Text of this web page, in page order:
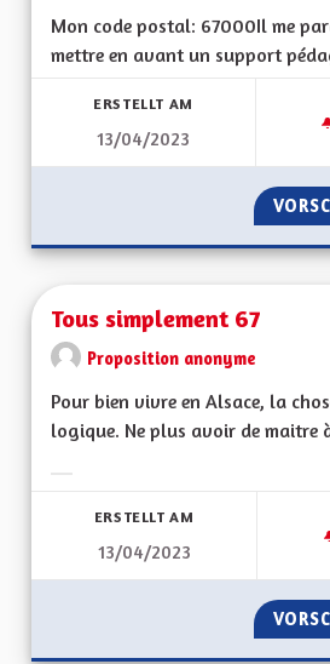
Mon code postal: 67000 Il me
mettre en avant un support
ERSTELLT AM
13/04/2023
Tous simplement 67
Proposition anonyme
Pour bien vivre en Alsace, la
logique. Ne plus avoir de maitre
ERSTELLT AM
13/04/2023